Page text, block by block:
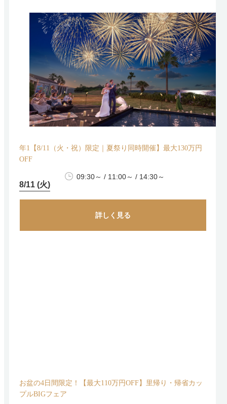
年1【8/11（火・祝）限定｜夏祭り同時開催】最大130万円
OFF
8/11 (火)
09:30～ / 11:00～ / 14:30～
詳しく見る
お盆の4日間限定！【最大110万円OFF】里帰り・帰省カッ
プルBIGフェア